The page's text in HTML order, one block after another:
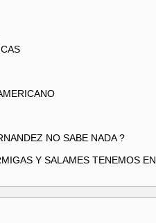
NO SABE NADA ?
Y SALAMES TENEMOS